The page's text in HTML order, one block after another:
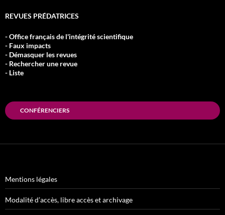
REVUES PRÉDATRICES
- Office français de l'intégrité scientifique
- Faux impacts
- Démasquer les revues
- Rechercher une revue
- Liste
CONFÉRENCIERS
Mentions légales
Modalité d’accès, libre accès et archivage